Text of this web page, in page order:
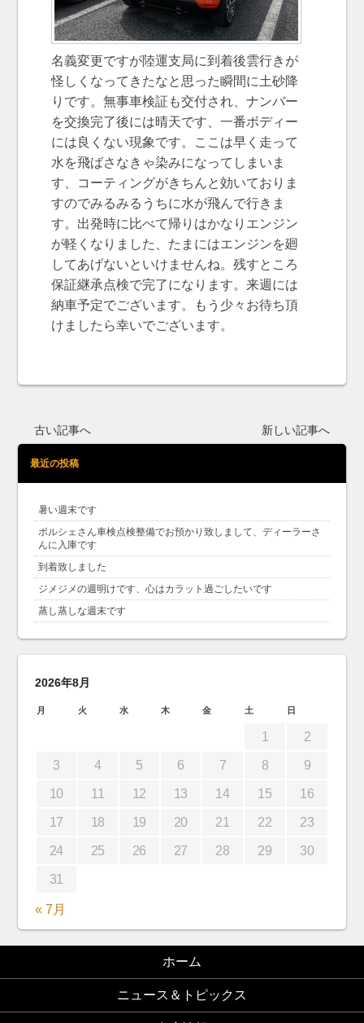
名義変更ですが陸運支局に到着後雲行きが
怪しくなってきたなと思った瞬間に土砂降
りです。無事車検証も交付され、ナンバー
を交換完了後には晴天です、一番ボディー
には良くない現象です。ここは早く走って
水を飛ばさなきゃ染みになってしまいま
す、コーティングがきちんと効いておりま
すのでみるみるうちに水が飛んで行きま
す。出発時に比べて帰りはかなりエンジン
が軽くなりました、たまにはエンジンを廻
してあげないといけませんね。残すところ
保証継承点検で完了になります。来週には
納車予定でございます。もう少々お待ち頂
けましたら幸いでございます。
古い記事へ 新しい記事へ
最近の投稿
暑い週末です
ポルシェさん車検点検整備でお預かり致しまして、ディーラーさ
んに入庫です
到着致しました
ジメジメの週明けです、心はカラット過ごしたいです
蒸し蒸しな週末です
2026年8月
月 火 水 木 金 土 日
1 2
3 4 5 6 7 8 9
10 11 12 13 14 15 16
17 18 19 20 21 22 23
24 25 26 27 28 29 30
31
« 7月
ホーム
ニュース＆トピックス